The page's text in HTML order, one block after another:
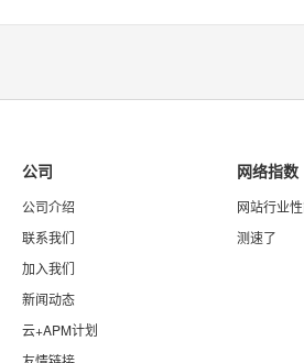
公司
公司介绍
联系我们
加入我们
新闻动态
云+APM计划
网络指数
网站行业
测速了